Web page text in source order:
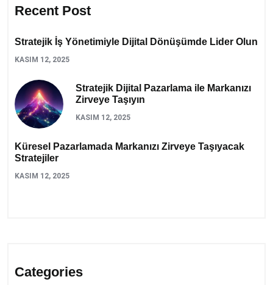
Recent Post
Stratejik İş Yönetimiyle Dijital Dönüşümde Lider Olun
KASIM 12, 2025
Stratejik Dijital Pazarlama ile Markanızı
Zirveye Taşıyın
KASIM 12, 2025
Küresel Pazarlamada Markanızı Zirveye Taşıyacak
Stratejiler
KASIM 12, 2025
Categories